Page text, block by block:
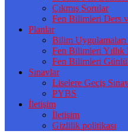
Çıkmış Sorular
Fen Bilimleri Ders
Planlar
Bilim Uygulamaları
Fen Bilimleri Yıllık
Fen Bilimleri
Sınavlar
Liselere Geçiş
PYBS
İletişim
İletişim
Gizlilik politikası